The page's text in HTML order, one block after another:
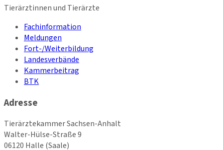
Tierärztinnen und Tierärzte
Fachinformation
Meldungen
Fort-/Weiterbildung
Landesverbände
Kammerbeitrag
BTK
Adresse
Tierärztekammer Sachsen-Anhalt
Walter-Hülse-Straße 9
06120 Halle (Saale)